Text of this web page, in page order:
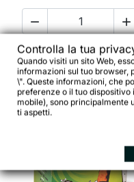
 

favorite_border
Controlla la tua
Quando visiti un sito Web,
informazioni sul tuo browser,
\". Queste informazioni, che
preferenze o il tuo
mobile), sono principalmente
ti aspetti.